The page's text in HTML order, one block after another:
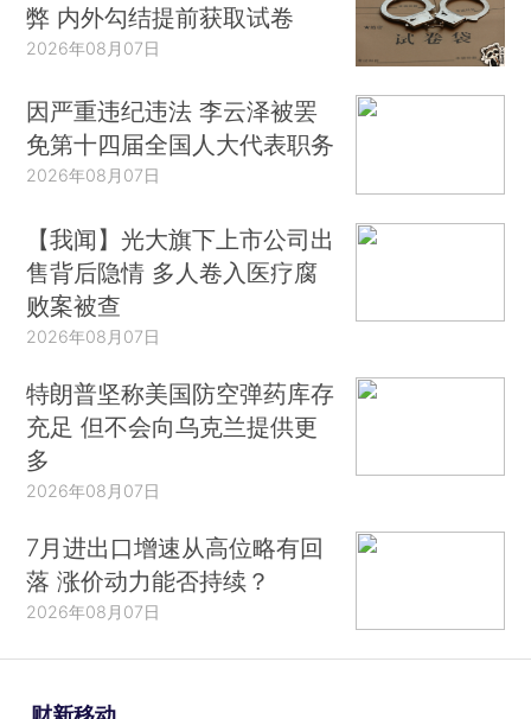
弊 内外勾结提前获取试卷
2026年08月07日
因严重违纪违法 李云泽被罢
免第十四届全国人大代表职务
2026年08月07日
【我闻】光大旗下上市公司出
售背后隐情 多人卷入医疗腐
败案被查
2026年08月07日
特朗普坚称美国防空弹药库存
充足 但不会向乌克兰提供更
多
2026年08月07日
7月进出口增速从高位略有回
落 涨价动力能否持续？
2026年08月07日